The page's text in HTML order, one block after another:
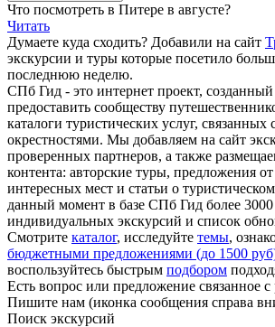
Что посмотреть в Питере в августе?
Читать
Думаете куда сходить? Добавили на сайт
экскурсии и туры которые посетило
последнюю неделю.
СПб Гид - это интернет проект,
предоставить сообществу
каталоги туристических услуг, связанных
окрестностями. Мы добавляем на сайт
проверенных партнеров, а также
контента: авторские туры, предложения
интересных мест и статьи о
данный момент в базе СПб Гид более
индивидуальных экскурсий и список
Смотрите каталог, исследуйте темы,
бюджетными предложениями (до 1500
воспользуйтесь быстрым подбором
Есть вопрос или предложение связанное с
Пишите нам (иконка сообщения справа
Поиск экскурсий